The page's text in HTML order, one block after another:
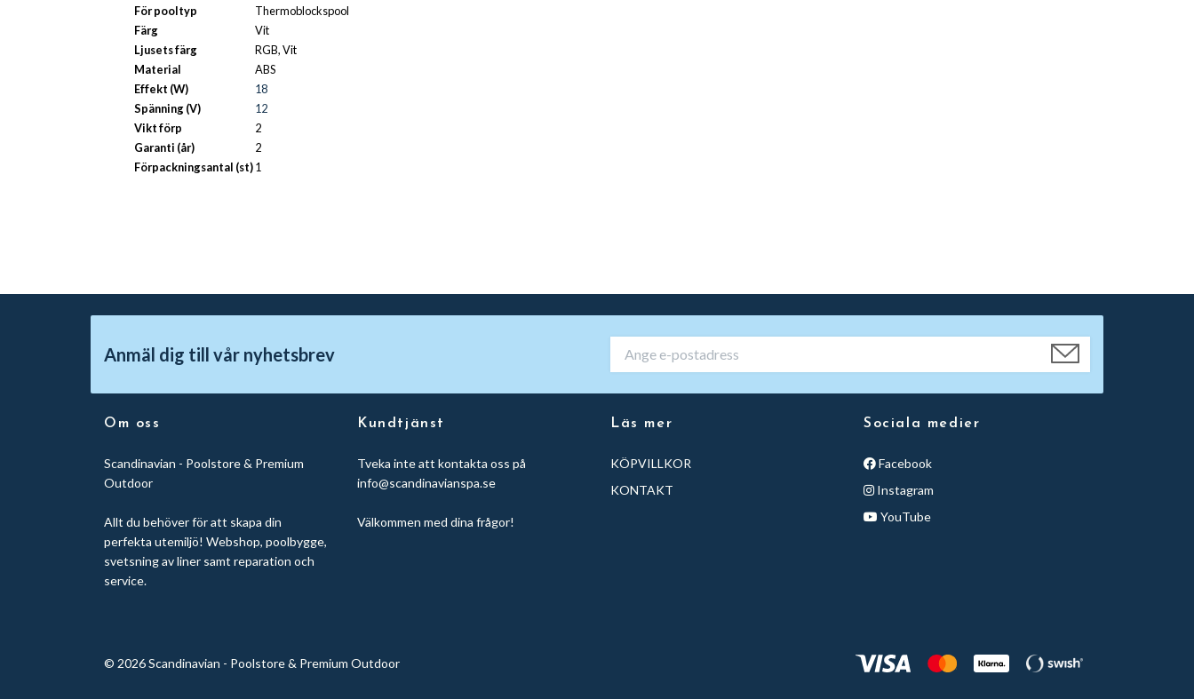
För pooltyp
Thermoblockspool
Färg
Vit
Ljusets färg
RGB, Vit
Material
ABS
Effekt (W)
18
Spänning (V)
12
Vikt förp
2
Garanti (år)
2
Förpackningsantal (st)1
Anmäl dig till vår nyhetsbrev
Om oss
Scandinavian - Poolstore & Premium
Outdoor
Allt du behöver för att skapa din
perfekta utemiljö! Webshop, poolbygge,
svetsning av liner samt reparation och
service.
Kundtjänst
Tveka inte att kontakta oss på
info@scandinavianspa.se
Välkommen med dina frågor!
Läs mer
KÖPVILLKOR
KONTAKT
Sociala medier
Facebook
Instagram
YouTube
© 2026 Scandinavian - Poolstore & Premium Outdoor